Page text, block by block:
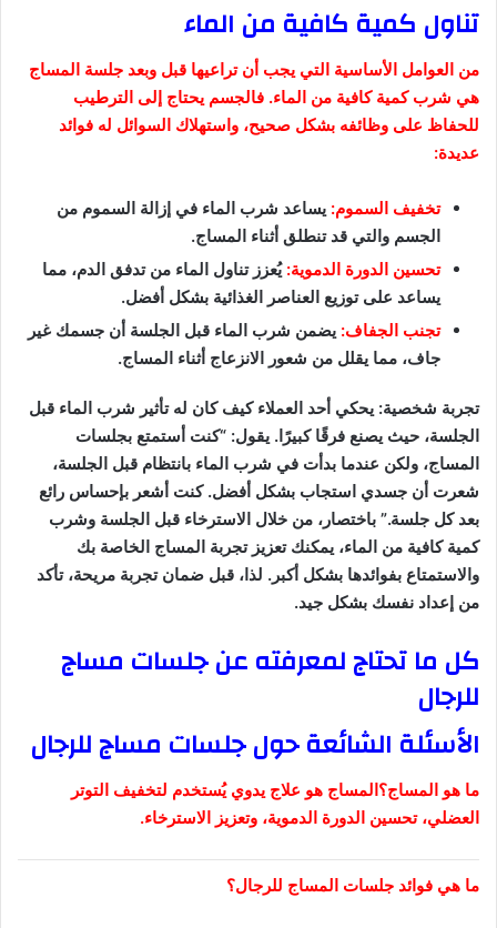
تناول كمية كافية من الماء
من العوامل الأساسية التي يجب أن تراعيها قبل وبعد جلسة المساج
هي شرب كمية كافية من الماء. فالجسم يحتاج إلى الترطيب
للحفاظ على وظائفه بشكل صحيح، واستهلاك السوائل له فوائد
عديدة:
تخفيف السموم: يساعد شرب الماء في إزالة السموم من
الجسم والتي قد تنطلق أثناء المساج.
تحسين الدورة الدموية:يُعزز تناول الماء من تدفق الدم، مما
يساعد على توزيع العناصر الغذائية بشكل أفضل.
تجنب الجفاف: يضمن شرب الماء قبل الجلسة أن جسمك غير
جاف، مما يقلل من شعور الانزعاج أثناء المساج.
تجربة شخصية: يحكي أحد العملاء كيف كان له تأثير شرب الماء قبل
الجلسة، حيث يصنع فرقًا كبيرًا. يقول: “كنت أستمتع بجلسات
المساج، ولكن عندما بدأت في شرب الماء بانتظام قبل الجلسة،
شعرت أن جسدي استجاب بشكل أفضل. كنت أشعر بإحساس رائع
بعد كل جلسة.” باختصار، من خلال الاسترخاء قبل الجلسة وشرب
كمية كافية من الماء، يمكنك تعزيز تجربة المساج الخاصة بك
والاستمتاع بفوائدها بشكل أكبر. لذا، قبل ضمان تجربة مريحة، تأكد
من إعداد نفسك بشكل جيد.
كل ما تحتاج لمعرفته عن جلسات مساج
للرجال
الأسئلة الشائعة حول جلسات مساج للرجال
ما هو المساج؟المساج هو علاج يدوي يُستخدم لتخفيف التوتر
العضلي، تحسين الدورة الدموية، وتعزيز الاسترخاء.
ما هي فوائد جلسات المساج للرجال؟